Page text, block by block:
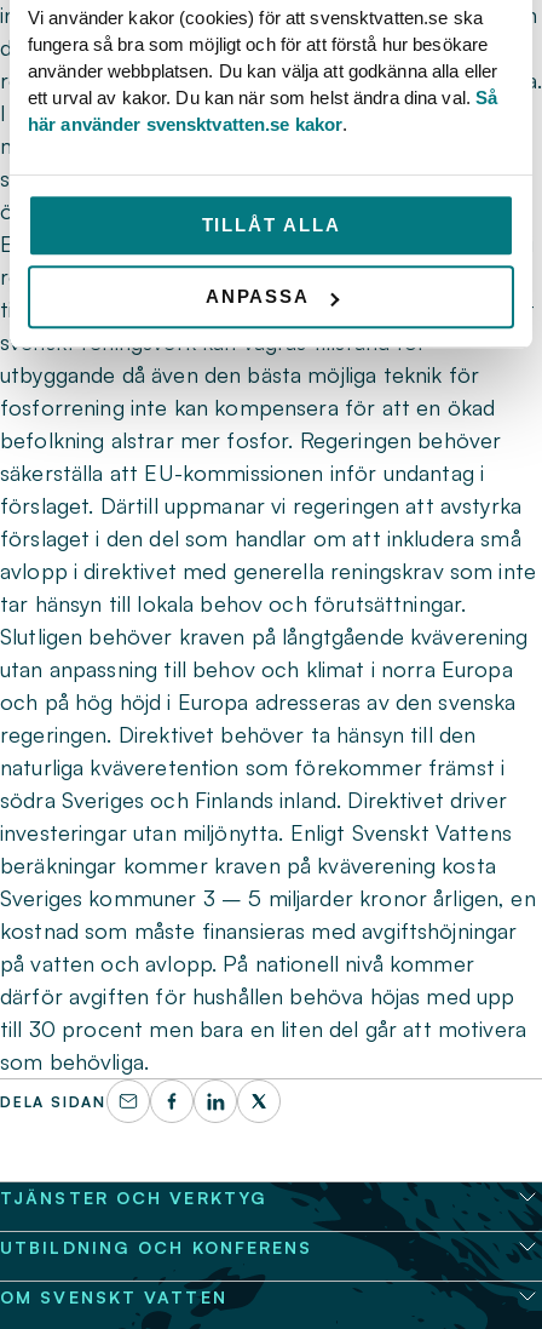
Vi använder kakor (cookies) för att svensktvatten.se ska
fungera så bra som möjligt och för att förstå hur besökare
använder webbplatsen. Du kan välja att godkänna alla eller
ett urval av kakor. Du kan när som helst ändra dina val.Så
här använder svensktvatten.se kakor.
TILLÅT ALLA
ANPASSA
inget görs mot tillväxtförbudet som svenska orter kan
drabbas av, inkluderandet av små avlopp och att
reningskraven inte är tillräckligt förankrade i miljönytta.
I nuvarande form riskerar Sveriges effektiva
miljöarbete mot övergödningen att straffas samtidigt
som direktivets krav på rening av fosfor som
övergöder Östersjön förblir lamt.
Efter det svenska ordförandeskapet i EU uppmanar vi
regeringen att kräva en lösning på risken för
tillväxtförbud. Weserdomen innebär i praktiken att ett
svenskt reningsverk kan vägras tillstånd för
utbyggande då även den bästa möjliga teknik för
fosforrening inte kan kompensera för att en ökad
befolkning alstrar mer fosfor. Regeringen behöver
säkerställa att EU-kommissionen inför undantag i
förslaget. Därtill uppmanar vi regeringen att avstyrka
förslaget i den del som handlar om att inkludera små
avlopp i direktivet med generella reningskrav som inte
tar hänsyn till lokala behov och förutsättningar.
Slutligen behöver kraven på långtgående kväverening
utan anpassning till behov och klimat i norra Europa
och på hög höjd i Europa adresseras av den svenska
regeringen. Direktivet behöver ta hänsyn till den
naturliga kväveretention som förekommer främst i
södra Sveriges och Finlands inland. Direktivet driver
investeringar utan miljönytta. Enligt Svenskt Vattens
beräkningar kommer kraven på kväverening kosta
Sveriges kommuner 3 – 5 miljarder kronor årligen, en
kostnad som måste finansieras med avgiftshöjningar
på vatten och avlopp. På nationell nivå kommer
därför avgiften för hushållen behöva höjas med upp
till 30 procent men bara en liten del går att motivera
som behövliga.
DELA SIDAN
TJÄNSTER OCH VERKTYG
UTBILDNING OCH KONFERENS
OM SVENSKT VATTEN